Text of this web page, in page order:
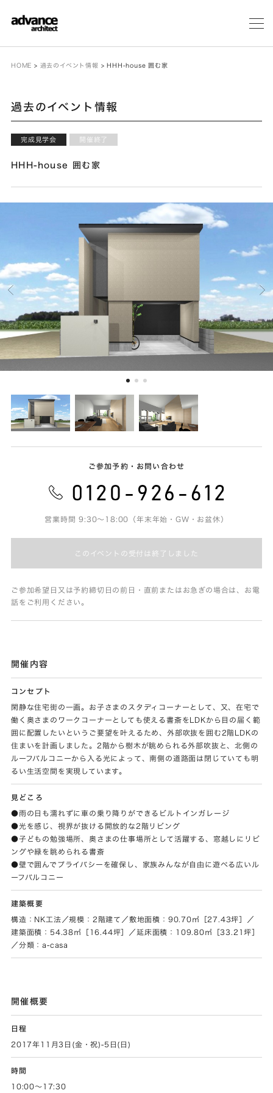
メ
HOME > 過去のイベント情報 > HHH-house 囲む家
過去のイベント情報
完成見学会 開催終了
HHH-house 囲む家
ご参加予約・お問い合わせ
営業時間 9:30～18:00（年末年始・GW・お盆休）
このイベントの受付は終了しました
ご参加希望日又は予約締切日の前日・直前またはお急ぎの場合は、お電
話をご利用ください。
開催内容
コンセプト
閑静な住宅街の一画。お子さまのスタディコーナーとして、又、在宅で
働く奥さまのワークコーナーとしても使える書斎をLDKから目の届く範
囲に配置したいというご要望を叶えるため、外部吹抜を囲む2階LDKの
住まいを計画しました。2階から樹木が眺められる外部吹抜と、北側の
ルーフバルコニーから入る光によって、南側の道路面は閉じていても明
るい生活空間を実現しています。
見どころ
●雨の日も濡れずに車の乗り降りができるビルトインガレージ
●光を感じ、視界が抜ける開放的な2階リビング
●子どもの勉強場所、奥さまの仕事場所として活躍する、窓越しにリビ
ングや緑を眺められる書斎
●壁で囲んでプライバシーを確保し、家族みんなが自由に遊べる広いル
ーフバルコニー
建築概要
構造：NK工法／規模：2階建て／敷地面積：90.70㎡［27.43坪］／
建築面積：54.38㎡［16.44坪］／延床面積：109.80㎡［33.21坪］
／分類：a-casa
開催概要
日程
2017年11月3日(金・祝)-5日(日)
時間
10:00～17:30